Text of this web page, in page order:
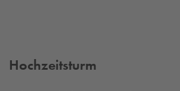
Hochzeitsturm